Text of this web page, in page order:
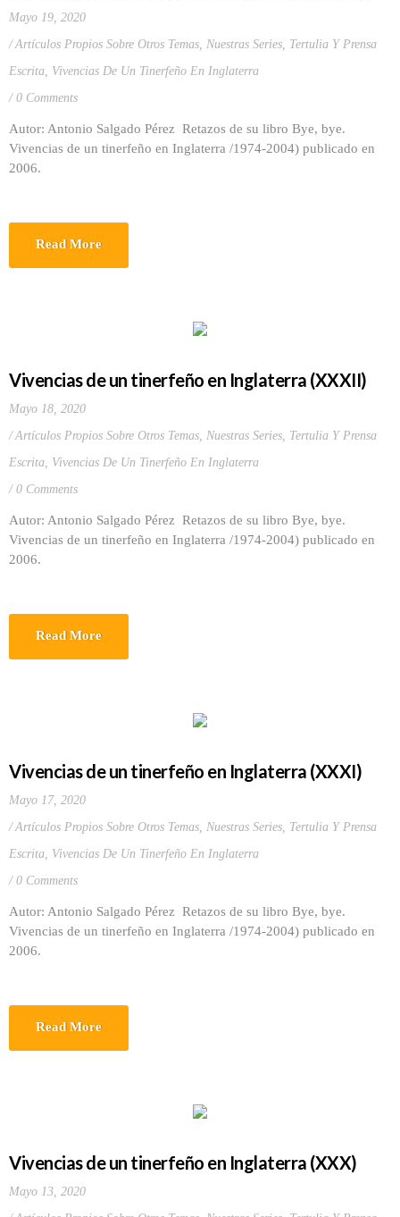
Mayo 19, 2020
Artículos Propios Sobre Otros Temas, Nuestras Series, Tertulia Y Prensa
Escrita, Vivencias De Un Tinerfeño En Inglaterra
0 Comments
Autor: Antonio Salgado Pérez Retazos de su libro Bye, bye.
Vivencias de un tinerfeño en Inglaterra /1974-2004) publicado en
2006.
Read More
Vivencias de un tinerfeño en Inglaterra (XXXII)
Mayo 18, 2020
Artículos Propios Sobre Otros Temas, Nuestras Series, Tertulia Y Prensa
Escrita, Vivencias De Un Tinerfeño En Inglaterra
0 Comments
Autor: Antonio Salgado Pérez Retazos de su libro Bye, bye.
Vivencias de un tinerfeño en Inglaterra /1974-2004) publicado en
2006.
Read More
Vivencias de un tinerfeño en Inglaterra (XXXI)
Mayo 17, 2020
Artículos Propios Sobre Otros Temas, Nuestras Series, Tertulia Y Prensa
Escrita, Vivencias De Un Tinerfeño En Inglaterra
0 Comments
Autor: Antonio Salgado Pérez Retazos de su libro Bye, bye.
Vivencias de un tinerfeño en Inglaterra /1974-2004) publicado en
2006.
Read More
Vivencias de un tinerfeño en Inglaterra (XXX)
Mayo 13, 2020